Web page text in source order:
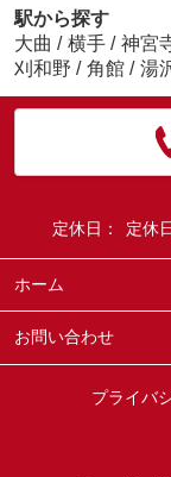
駅から探す
大曲 / 横手 / 神宮
刈和野 / 角館 / 湯
定休日：
定休
ホーム
お問い合わせ
プライバ